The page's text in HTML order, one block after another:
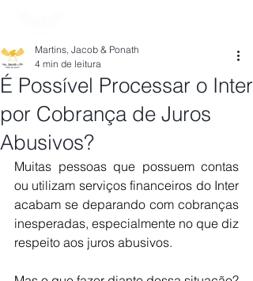
É Possível Processar o Inter
por Cobrança de Juros
Abusivos?
Martins, Jacob & Ponath
4 min de leitura
Muitas pessoas que possuem contas
ou utilizam serviços financeiros do Inter
acabam se deparando com cobranças
inesperadas, especialmente no que diz
respeito aos juros abusivos.